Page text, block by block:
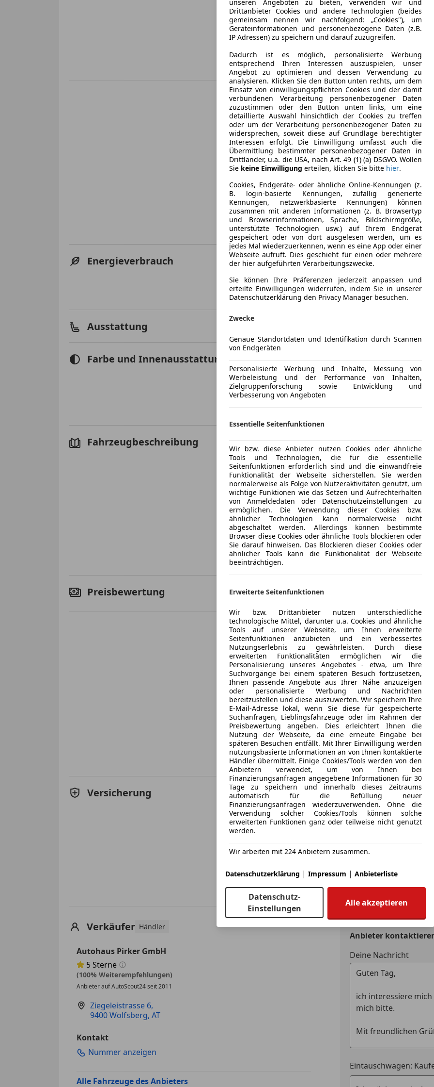
Getriebe
Hubraum
1 199 cm³
Zylinder
3
Energieverbrauch Schadstoffklasse
Kraftstoff
Benzin
CO₂-Emissionen
122 g/km
Ausstattung
Armlehne
Getönte
Head-up
Unterhaltung/Media
Android
Apple
Bluetooth
DAB-Radio
Radio
USB
Sicherheit
ABS
Airbag
ESP
LED-
Totwinkel-
Alufelgen
Farbe und Innenausstattung
Farbe laut Hersteller
OKENIT-
Farbe der Innenausstattung
Fahrzeugbeschreibung
Aktiver Tempomat
Head Up Display
360° Kamera
Audio System mit Touchscreen
3D Navigation
Keyless System
Advanced Komfort Sitze + Federung
Kabellose Smartphoneaufladung
beheizbares Lenkrad
Sitzheizung vorne
Elektrische Heckklappe mit Fußsensor
Mehr anzeigen
Preisbewertung Mehr anzeigen
Versicherung Kfz-Versicherung
Versicherungsschutz an Ihre Bedürfnisse
Auto einfach online versichern & Rabatt holen
Jetzt berechnen
Verkäufer Händler
Autohaus Pirker GmbH
Sternebewertung 5 von 5
5Sterne
(100% Weiterempfehlungen)
Anbieter auf AutoScout24 seit 2011
Ziegeleistrasse 6,
9400 Wolfsberg, AT
Kontakt
Nummer anzeigen
Alle Fahrzeuge des Anbieters
Anbieter
Deine Nachricht
Eintauschwagen:
unseren Angeboten zu bieten, verwenden wir und
Drittanbieter Cookies und andere Technologien (beides
gemeinsam nennen wir nachfolgend: „Cookies"), um
Geräteinformationen und personenbezogene Daten (z.B.
IP Adressen) zu speichern und darauf zuzugreifen.
Dadurch ist es möglich, personalisierte Werbung
entsprechend Ihren Interessen auszuspielen, unser
Angebot zu optimieren und dessen Verwendung zu
analysieren. Klicken Sie den Button unten rechts, um dem
Einsatz von einwilligungspflichten Cookies und der damit
verbundenen Verarbeitung personenbezogener Daten
zuzustimmen oder den Button unten links, um eine
detaillierte Auswahl hinsichtlich der Cookies zu treffen
oder um der Verarbeitung personenbezogener Daten zu
widersprechen, soweit diese auf Grundlage berechtigter
Interessen erfolgt. Die Einwilligung umfasst auch die
Übermittlung bestimmter personenbezogener Daten in
Drittländer, u.a. die USA, nach Art. 49 (1) (a) DSGVO. Wollen
Sie keine Einwilligung erteilen, klicken Sie bitte hier.
Cookies, Endgeräte- oder ähnliche Online-Kennungen (z.
B. login-basierte Kennungen, zufällig generierte
Kennungen, netzwerkbasierte Kennungen) können
zusammen mit anderen Informationen (z. B. Browsertyp
und Browserinformationen, Sprache, Bildschirmgröße,
unterstützte Technologien usw.) auf Ihrem Endgerät
gespeichert oder von dort ausgelesen werden, um es
jedes Mal wiederzuerkennen, wenn es eine App oder einer
Webseite aufruft. Dies geschieht für einen oder mehrere
der hier aufgeführten Verarbeitungszwecke.
Sie können Ihre Präferenzen jederzeit anpassen und
erteilte Einwilligungen widerrufen, indem Sie in unserer
Datenschutzerklärung den Privacy Manager besuchen.
Zwecke
Genaue Standortdaten und Identifikation durch Scannen
von Endgeräten
Personalisierte Werbung und Inhalte, Messung von
Werbeleistung und der Performance von Inhalten,
Zielgruppenforschung sowie Entwicklung und
Verbesserung von Angeboten
Essentielle Seitenfunktionen
Wir bzw. diese Anbieter nutzen Cookies oder ähnliche
Tools und Technologien, die für die essentielle
Seitenfunktionen erforderlich sind und die einwandfreie
Funktionalität der Webseite sicherstellen. Sie werden
normalerweise als Folge von Nutzeraktivitäten genutzt, um
wichtige Funktionen wie das Setzen und Aufrechterhalten
von Anmeldedaten oder Datenschutzeinstellungen zu
ermöglichen. Die Verwendung dieser Cookies bzw.
ähnlicher Technologien kann normalerweise nicht
abgeschaltet werden. Allerdings können bestimmte
Browser diese Cookies oder ähnliche Tools blockieren oder
Sie darauf hinweisen. Das Blockieren dieser Cookies oder
ähnlicher Tools kann die Funktionalität der Webseite
beeinträchtigen.
Erweiterte Seitenfunktionen
Wir bzw. Drittanbieter nutzen unterschiedliche
technologische Mittel, darunter u.a. Cookies und ähnliche
Tools auf unserer Webseite, um Ihnen erweiterte
Seitenfunktionen anzubieten und ein verbessertes
Nutzungserlebnis zu gewährleisten. Durch diese
erweiterten Funktionalitäten ermöglichen wir die
Personalisierung unseres Angebotes - etwa, um Ihre
Suchvorgänge bei einem späteren Besuch fortzusetzen,
Ihnen passende Angebote aus Ihrer Nähe anzuzeigen
oder personalisierte Werbung und Nachrichten
bereitzustellen und diese auszuwerten. Wir speichern Ihre
E-Mail-Adresse lokal, wenn Sie diese für gespeicherte
Suchanfragen, Lieblingsfahrzeuge oder im Rahmen der
Preisbewertung angeben. Dies erleichtert Ihnen die
Nutzung der Webseite, da eine erneute Eingabe bei
späteren Besuchen entfällt. Mit Ihrer Einwilligung werden
nutzungsbasierte Informationen an von Ihnen kontaktierte
Händler übermittelt. Einige Cookies/Tools werden von den
Anbietern verwendet, um von Ihnen bei
Finanzierungsanfragen angegebene Informationen für 30
Tage zu speichern und innerhalb dieses Zeitraums
automatisch für die Befüllung neuer
Finanzierungsanfragen wiederzuverwenden. Ohne die
Verwendung solcher Cookies/Tools können solche
erweiterten Funktionen ganz oder teilweise nicht genutzt
werden.
Wir arbeiten mit 224 Anbietern zusammen.
Datenschutzerklärung | Impressum | Anbieterliste
Datenschutz-
Einstellungen
Alle akzeptieren